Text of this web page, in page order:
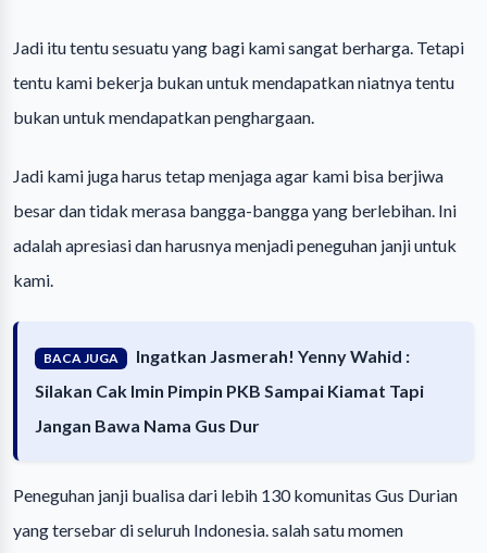
Jadi itu tentu sesuatu yang bagi kami sangat berharga. Tetapi
tentu kami bekerja bukan untuk mendapatkan niatnya tentu
bukan untuk mendapatkan penghargaan.
Jadi kami juga harus tetap menjaga agar kami bisa berjiwa
besar dan tidak merasa bangga-bangga yang berlebihan. Ini
adalah apresiasi dan harusnya menjadi peneguhan janji untuk
kami.
BACA JUGA
Ingatkan Jasmerah! Yenny Wahid :
Silakan Cak Imin Pimpin PKB Sampai Kiamat Tapi
Jangan Bawa Nama Gus Dur
Peneguhan janji bualisa dari lebih 130 komunitas Gus Durian
yang tersebar di seluruh Indonesia. salah satu momen